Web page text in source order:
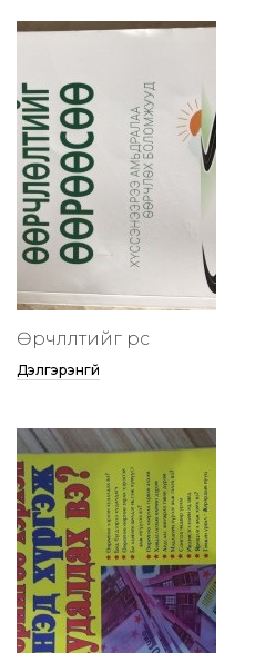
Өөрчлөлтийг өөрөөсөө
Дэлгэрэнгүй